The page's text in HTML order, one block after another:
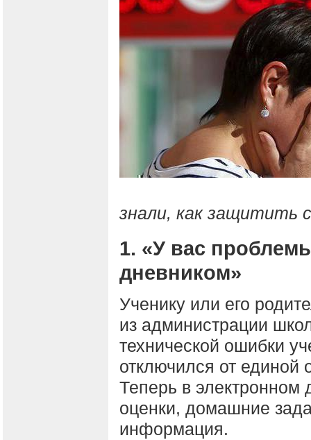
знали, как защитить
1. «У вас
дневником»
Ученику или его
из администрации
технической ошибки
отключился от единой
Теперь в электронном
оценки, домашние
информация.